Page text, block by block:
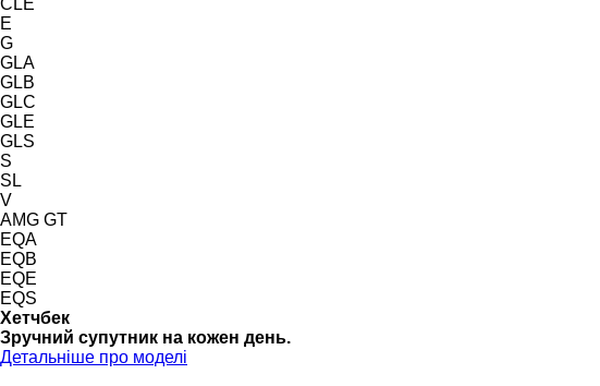
CLE
E
G
GLA
GLB
GLC
GLE
GLS
S
SL
V
AMG GT
EQA
EQB
EQE
EQS
Хетчбек
Зручний супутник на кожен день.
Детальніше про моделі